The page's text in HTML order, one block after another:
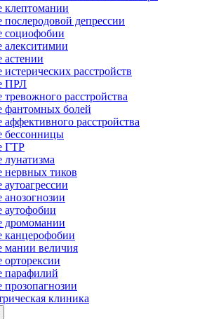
клептомании
послеродовой депрессии
социофобии
алекситимии
астении
расстройств
ПРЛ
тревожного расстройства
фантомных болей
аффективного расстройства
бессонницы
ГТР
лунатизма
нервных тиков
анозогнозии
аутофобии
дромомании
канцерофобии
мании величия
орторексии
парафилий
прозопагнозии
клиника